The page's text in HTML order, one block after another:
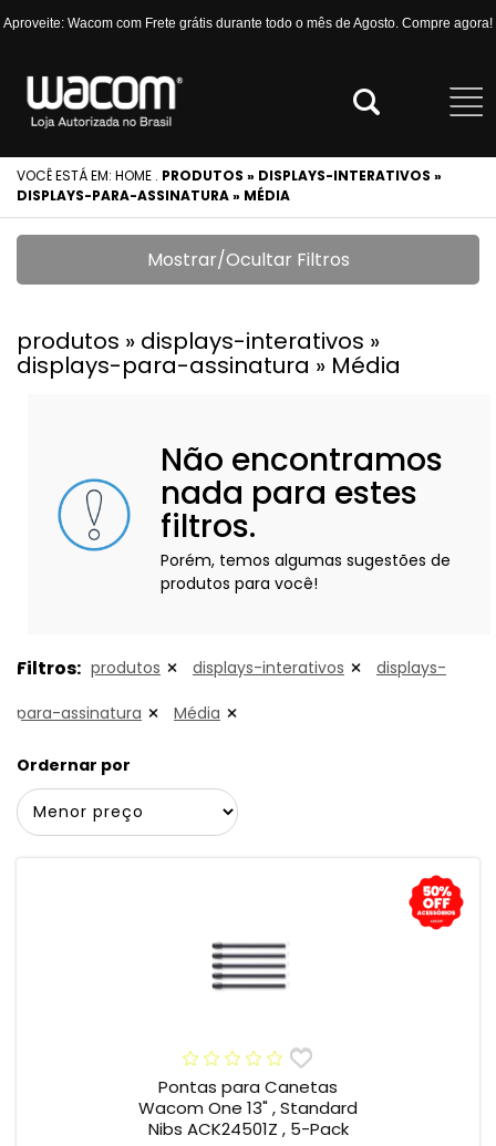
Aproveite: Wacom com Frete grátis durante todo o mês de Agosto. Compre agora!
VOCÊ ESTÁ EM: HOME . PRODUTOS » DISPLAYS-INTERATIVOS »
DISPLAYS-PARA-ASSINATURA » MÉDIA
Mostrar/Ocultar Filtros
produtos » displays-interativos »
displays-para-assinatura » Média
Não encontramos
nada para estes
filtros.
Porém, temos algumas sugestões de
produtos para você!
Filtros: produtos displays-interativos displays-
para-assinatura Média
Ordernar por
Pontas para Canetas
Wacom One 13" , Standard
Nibs ACK24501Z , 5-Pack